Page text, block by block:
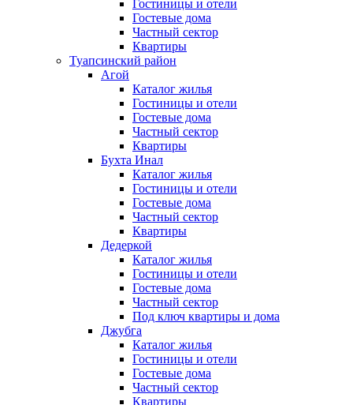
Гостиницы и отели
Гостевые дома
Частный сектор
Квартиры
Туапсинский район
Агой
Каталог жилья
Гостиницы и отели
Гостевые дома
Частный сектор
Квартиры
Бухта Инал
Каталог жилья
Гостиницы и отели
Гостевые дома
Частный сектор
Квартиры
Дедеркой
Каталог жилья
Гостиницы и отели
Гостевые дома
Частный сектор
Под ключ квартиры и дома
Джубга
Каталог жилья
Гостиницы и отели
Гостевые дома
Частный сектор
Квартиры